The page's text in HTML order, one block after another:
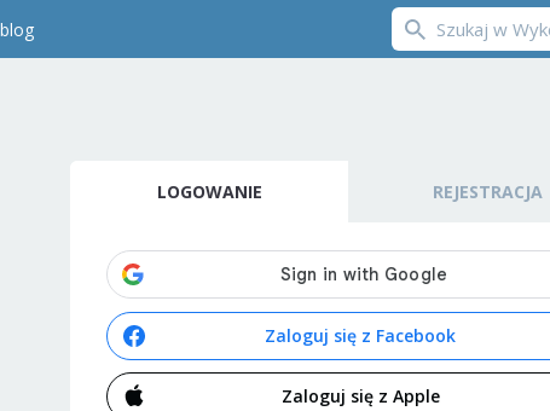
LOGOWANIE REJESTRACJA
Zaloguj się z Facebook
Zaloguj się z Apple